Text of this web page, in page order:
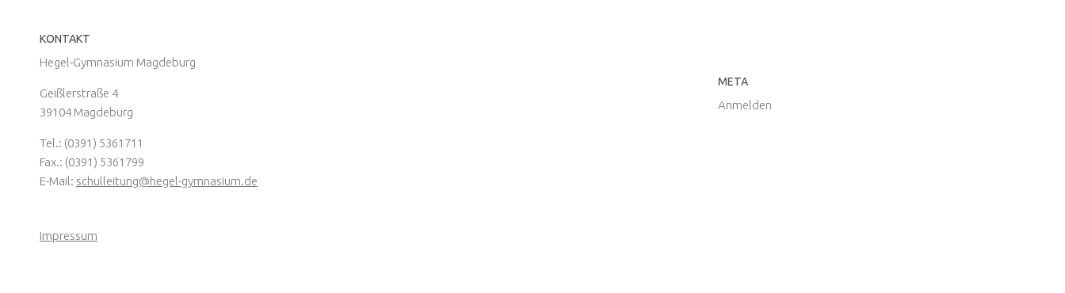
KONTAKT
Hegel-Gymnasium Magdeburg
Geißlerstraße 4
39104 Magdeburg
Tel.: (0391) 5361711
Fax.: (0391) 5361799
E-Mail: schulleitung@hegel-gymnasium.de
Impressum
META
Anmelden